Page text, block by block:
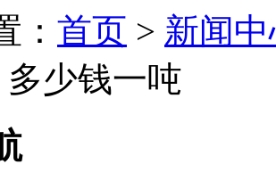
： 首页 > 新闻
多少钱一吨